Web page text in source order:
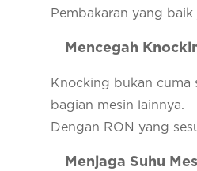
Pembakaran yang
Mencegah
Knocking bukan cuma
bagian mesin lainnya.
Dengan RON yang
Menjaga Suhu